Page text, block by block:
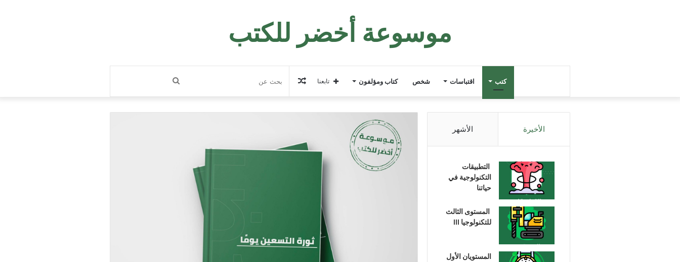
موسوعة أخضر للكتب
كتب اقتباسات شخص كتاب ومؤلفون بحث
عن
مقال
عشوائي
تابعنا
الأخيرة الأشهر
التطبيقات
التكنولوجية في
حياتنا
المستوى الثالث
للتكنولوجيا III
المستويان الأول